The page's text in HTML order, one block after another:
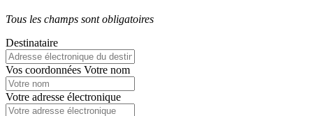
Tous les champs sont obligatoires
Destinataire
Vos coordonnées Votre nom
Votre adresse électronique